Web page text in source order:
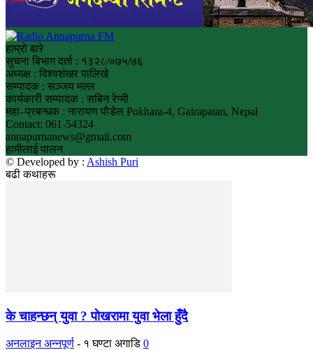
हाम्रो बारे
सुचना बिभाग दर्ता : १३२८/०७५/७६
अध्यक्ष : विश्वशंखर पालिखे
सम्पादक : सञ्जय मल्ल
कार्यकारी सम्पादक : सबिन रेग्मी
महा–प्रबन्धक : नारायण पौडेल Pokhara-4, Gairapatan, Nepal
Contact: 061-54324
annapurnanews@gmail.com
हामीलाई पालन
© Developed by : Ashish Puri
बढी कथाहरू
के चाहन्छन् युवा ? पाेखरामा युवा भेला हुँदै
अनलाइन अन्नपूर्ण - १ घण्टा अगाडि 0